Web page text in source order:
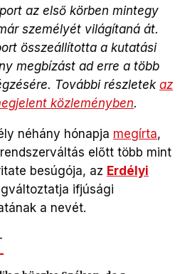
az első körben mintegy
személyét világítaná át.
összeállította a kutatási
megbízást ad erre a több
További részletek az
közleményben.
néhány hónapja megírta,
előtt több mint
besúgója, az Erdélyi
ifjúsági
a nevét.